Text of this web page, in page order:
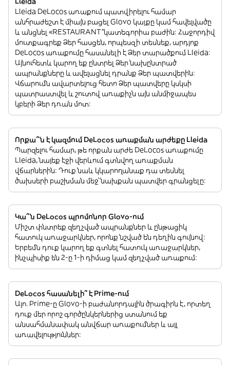
Lleida DeLocos առաքում պատվիրելու համար
անհրաժեշտ է միայն բացել Glovo կայքը կամ հավելվածը
և անցնել «RESTAURANT”կատեգորիա բաժին: Հաջորդիվ
մուտքագրեք Ձեր հասցեն, որպեսզի տեսնեք, արդյոք
DeLocos առաքումը հասանելի է Ձեր տարածքում Lleida:
Այնուհետև կարող եք ընտրել Ձեր նախընտրած
ապրանքները և ավելացնել դրանք Ձեր պատվերին:
Վճարումն ավարտելուց հետո Ձեր պատվերը կսկսի
պատրաստվել և շուտով առաքիչն այն անմիջապես
կբերի Ձեր դռան մոտ:
Որքա՞ն է կազմում DeLocos առաքման արժեքը Lleida
Պարզելու համար, թե որքան արժե DeLocos առաքումը
Lleida, նայեք էջի վերևում գտնվող առաքման
վճարներին: Դուք նաև կկարողանաք դա տեսնել
ծախսերի բաշխման մեջ՝ նախքան պատվեր գրանցելը:
Կա՞ն DeLocos պրոմոնոր Glovo-ում
Միշտ փնտրեք զեղչված ապրանքներ և ընթացիկ
հատուկ առաջարկներ, որոնք նշված են դեղին գույնով:
Երբեմն դուք կարող եք գտնել հատուկ առաջարկներ,
ինչպիսիք են 2-ը 1-ի դիմաց կամ զեղչված առաքում:
DeLocos հասանելի՞ է Prime-ում
Այո. Prime-ը Glovo-ի բաժանորդային ծրագիրն է, որտեղ
դուք մեր որոշ գործընկերներից ստանում եք
անսահմանափակ անվճար առաքումներ և այլ
առավելություններ: